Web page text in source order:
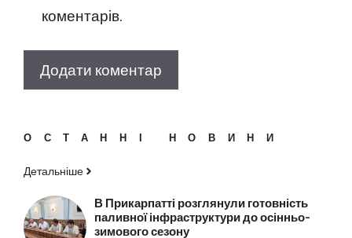
коментарів.
ОСТАННІ НОВИНИ
Детальніше
В Прикарпатті розглянули готовність
паливної інфраструктури до осінньо-
зимового сезону